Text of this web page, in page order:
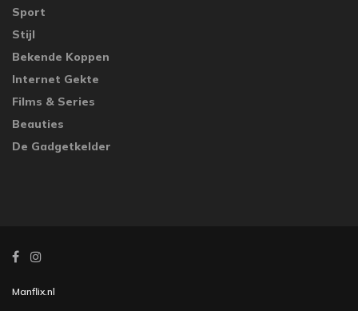
Sport
Stijl
Bekende Koppen
Internet Gekte
Films & Series
Beauties
De Gadgetkelder
Manflix.nl